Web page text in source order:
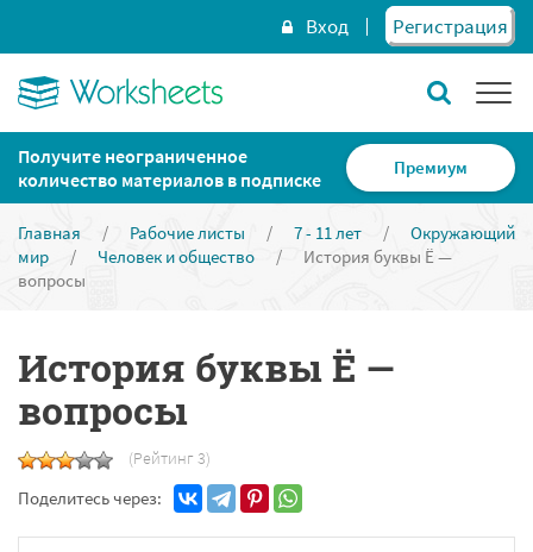
Вход Регистрация
Получите неограниченное
количество материалов в подписке
Премиум
Главная / Рабочие листы / 7 - 11 лет /
Окружающий
мир
/ Человек и общество /
История буквы Ё —
вопросы
История буквы Ё —
вопросы
(Рейтинг 3)
Поделитесь через: